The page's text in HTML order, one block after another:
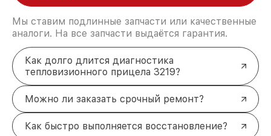
Мы ставим подлинные запчасти или качественные
аналоги. На все запчасти выдаётся гарантия.
Как долго длится диагностика
тепловизионного прицела 3219?
Можно ли заказать срочный ремонт?
Как быстро выполняется восстановление?